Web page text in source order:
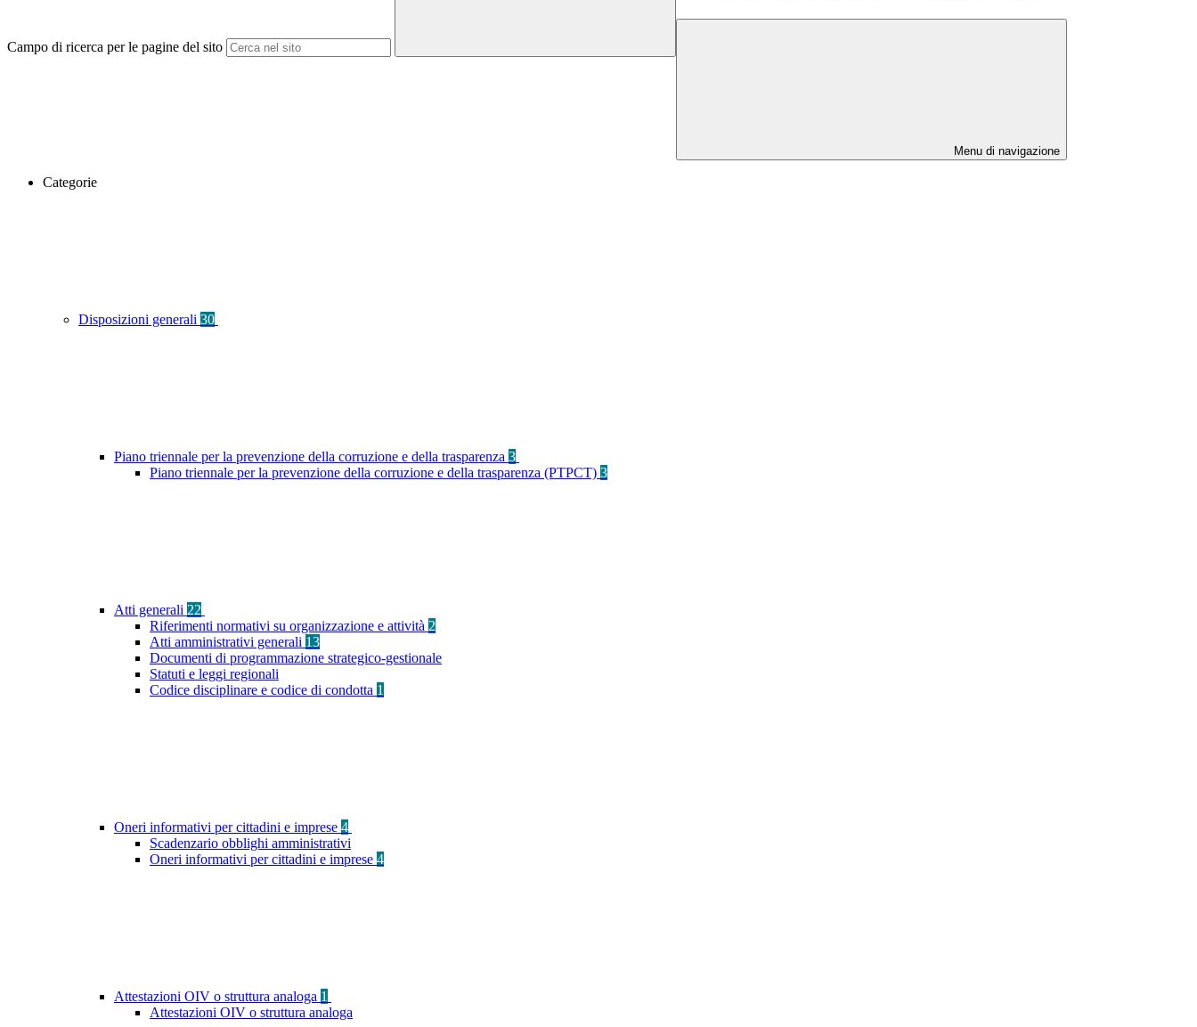
Campo di ricerca per le pagine del sito
Menu di navigazione
Categorie
Disposizioni generali 30
Piano triennale per la prevenzione della corruzione e della trasparenza 3
Piano triennale per la prevenzione della corruzione e della trasparenza (PTPCT) 3
Atti generali 22
Riferimenti normativi su organizzazione e attività 2
Atti amministrativi generali 13
Documenti di programmazione strategico-gestionale
Statuti e leggi regionali
Codice disciplinare e codice di condotta 1
Oneri informativi per cittadini e imprese 4
Scadenzario obblighi amministrativi
Oneri informativi per cittadini e imprese 4
Attestazioni OIV o struttura analoga 1
Attestazioni OIV o struttura analoga